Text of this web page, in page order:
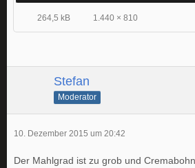
264,5 kB 1.440 × 810
Stefan
Moderator
10. Dezember 2015 um 20:42
Der Mahlgrad ist zu grob und